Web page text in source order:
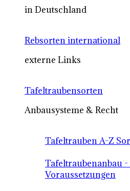
in Deutschland
Rebsorten international
externe Links
Tafeltraubensorten
Anbausysteme & Recht
Tafeltrauben A-Z
Tafeltraubenanbau
Voraussetzungen